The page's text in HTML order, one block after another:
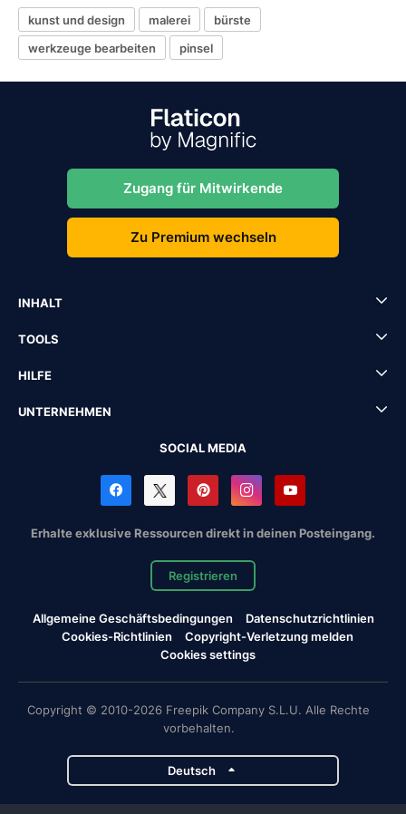
kunst und design malerei
bürste
werkzeuge bearbeiten
pinsel
Zugang für Mitwirkende
Zu Premium wechseln
INHALT
TOOLS
HILFE
UNTERNEHMEN
SOCIAL MEDIA
Erhalte exklusive Ressourcen direkt in deinen Posteingang.
Registrieren
Allgemeine Geschäftsbedingungen
Datenschutzrichtlinien
Cookies-Richtlinien
Copyright-Verletzung melden
Cookies settings
Copyright © 2010-2026 Freepik Company S.L.U. Alle Rechte
vorbehalten.
Deutsch